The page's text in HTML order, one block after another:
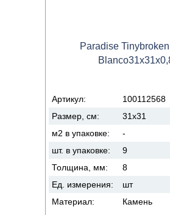
Paradise
Артикул:
100112568
Размер, см:
31x31
м2 в упаковке:
-
шт. в упаковке:
9
Толщина, мм:
8
Ед. измерения:
шт
Материал:
Камень